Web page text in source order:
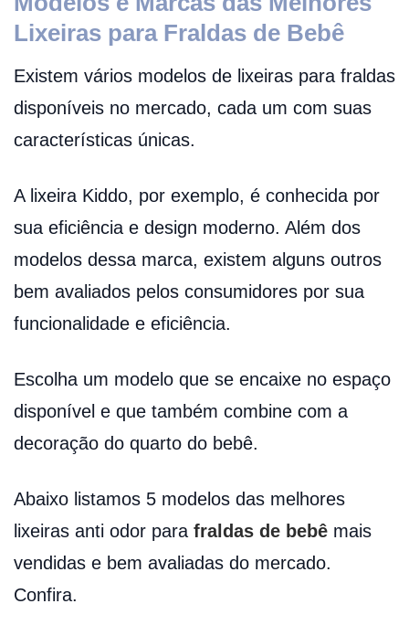
Lixeiras para Fraldas de Bebê
Existem vários modelos de lixeiras para fraldas
disponíveis no mercado, cada um com suas
características únicas.
A lixeira Kiddo, por exemplo, é conhecida por
sua eficiência e design moderno. Além dos
modelos dessa marca, existem alguns outros
bem avaliados pelos consumidores por sua
funcionalidade e eficiência.
Escolha um modelo que se encaixe no espaço
disponível e que também combine com a
decoração do quarto do bebê.
Abaixo listamos 5 modelos das melhores
lixeiras anti odor para fraldas de bebê mais
vendidas e bem avaliadas do mercado.
Confira.